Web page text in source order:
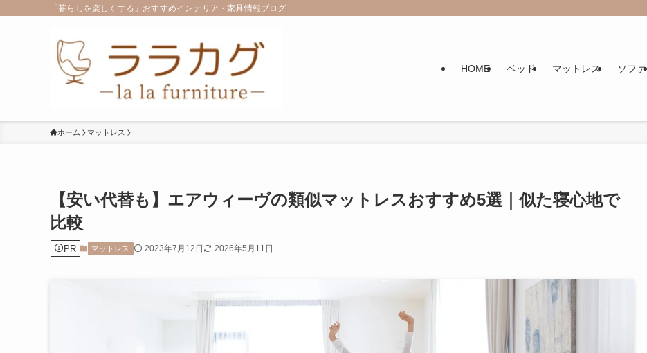
「暮らしを楽しくする」おすすめインテリア・家具情報ブログ
HOME ベッド マットレス ソファ
ホーム マットレス
【安い代替も】エアウィーヴの類似マットレスおすすめ5選｜似た寝心地で
比較
PR マットレス 2023年7月12日 2026年5月11日